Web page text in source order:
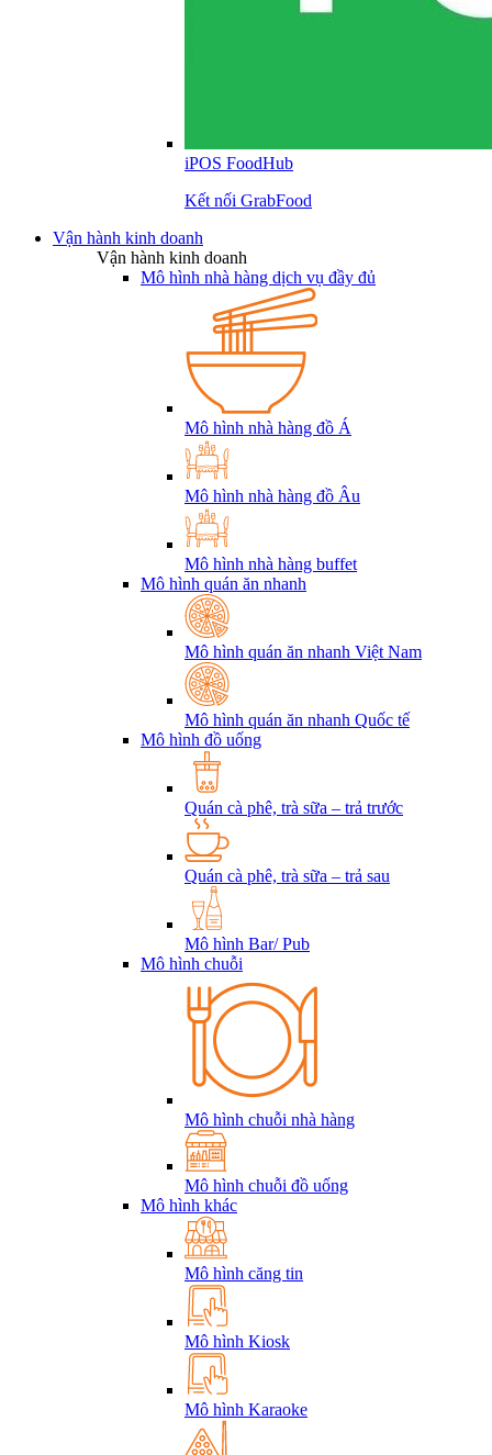
iPOS FoodHub
Kết nối GrabFood
Vận hành kinh doanh
Vận hành kinh doanh
Mô hình nhà hàng dịch vụ đầy đủ
Mô hình nhà hàng đồ Á
Mô hình nhà hàng đồ Âu
Mô hình nhà hàng buffet
Mô hình quán ăn nhanh
Mô hình quán ăn nhanh Việt Nam
Mô hình quán ăn nhanh Quốc tế
Mô hình đồ uống
Quán cà phê, trà sữa – trả trước
Quán cà phê, trà sữa – trả sau
Mô hình Bar/ Pub
Mô hình chuỗi
Mô hình chuỗi nhà hàng
Mô hình chuỗi đồ uống
Mô hình khác
Mô hình căng tin
Mô hình Kiosk
Mô hình Karaoke